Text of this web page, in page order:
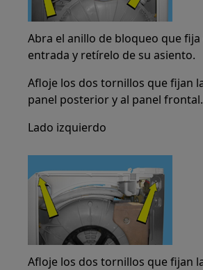
Abra el anillo de bloqueo que fija
entrada y retírelo de su asiento.
Afloje los dos tornillos que fijan
panel posterior y al panel frontal.
Lado izquierdo
Afloje los dos tornillos que fijan